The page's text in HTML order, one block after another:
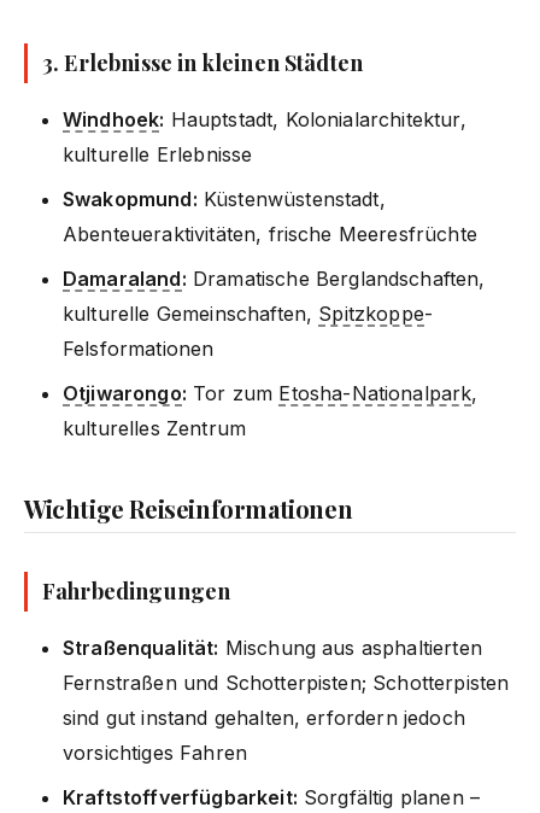
3. Erlebnisse in kleinen Städten
Windhoek: Hauptstadt, Kolonialarchitektur,
kulturelle Erlebnisse
Swakopmund: Küstenwüstenstadt,
Abenteueraktivitäten, frische Meeresfrüchte
Damaraland: Dramatische Berglandschaften,
kulturelle Gemeinschaften, Spitzkoppe-
Felsformationen
Otjiwarongo: Tor zum Etosha-Nationalpark,
kulturelles Zentrum
Wichtige Reiseinformationen
Fahrbedingungen
Straßenqualität: Mischung aus asphaltierten
Fernstraßen und Schotterpisten; Schotterpisten
sind gut instand gehalten, erfordern jedoch
vorsichtiges Fahren
Kraftstoffverfügbarkeit: Sorgfältig planen –